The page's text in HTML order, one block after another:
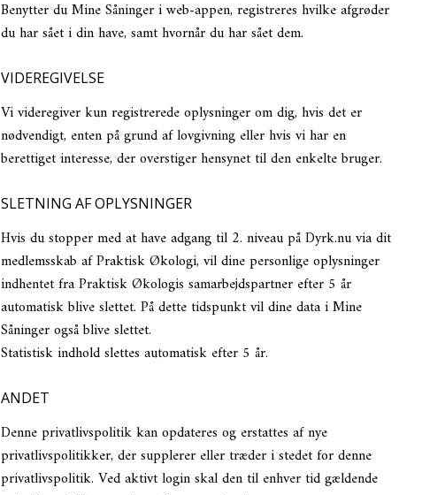
Benytter du Mine Såninger i web-appen, registreres hvilke afgrøder
du har sået i din have, samt hvornår du har sået dem.
VIDEREGIVELSE
Vi videregiver kun registrerede oplysninger om dig, hvis det er
nødvendigt, enten på grund af lovgivning eller hvis vi har en
berettiget interesse, der overstiger hensynet til den enkelte bruger.
SLETNING AF OPLYSNINGER
Hvis du stopper med at have adgang til 2. niveau på Dyrk.nu via dit
medlemsskab af Praktisk Økologi, vil dine personlige oplysninger
indhentet fra Praktisk Økologis samarbejdspartner efter 5 år
automatisk blive slettet. På dette tidspunkt vil dine data i Mine
Såninger også blive slettet.
Statistisk indhold slettes automatisk efter 5 år.
ANDET
Denne privatlivspolitik kan opdateres og erstattes af nye
privatlivspolitikker, der supplerer eller træder i stedet for denne
privatlivspolitik. Ved aktivt login skal den til enhver tid gældende